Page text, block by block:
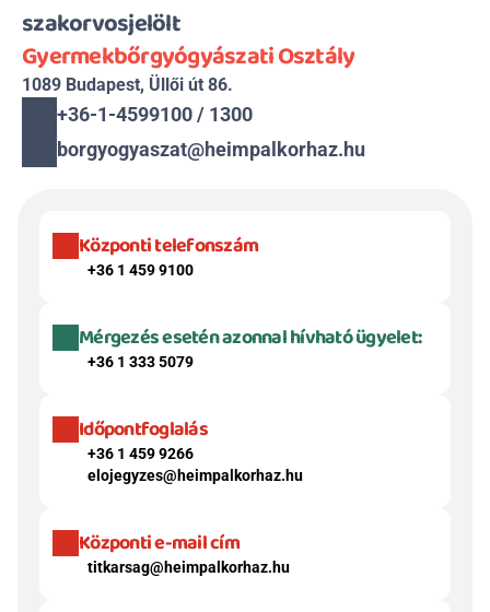
szakorvosjelölt
Gyermekbőrgyógyászati Osztály
1089 Budapest, Üllői út 86.
+36-1-4599100 / 1300
borgyogyaszat@heimpalkorhaz.hu
Központi telefonszám
+36 1 459 9100
Mérgezés esetén azonnal hívható ügyelet:
+36 1 333 5079
Időpontfoglalás
+36 1 459 9266
elojegyzes@heimpalkorhaz.hu
Központi e-mail cím
titkarsag@heimpalkorhaz.hu